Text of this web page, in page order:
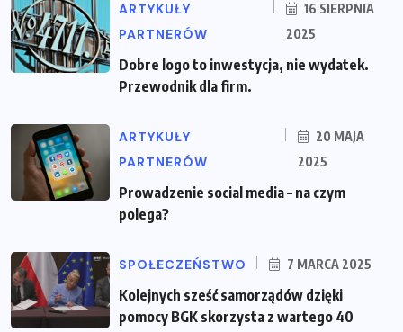
ARTYKUŁY
PARTNERÓW
16 SIERPNIA
2025
Dobre logo to inwestycja, nie wydatek.
Przewodnik dla firm.
ARTYKUŁY
PARTNERÓW
20 MAJA
2025
Prowadzenie social media – na czym
polega?
SPOŁECZEŃSTWO 7 MARCA 2025
Kolejnych sześć samorządów dzięki
pomocy BGK skorzysta z wartego 40